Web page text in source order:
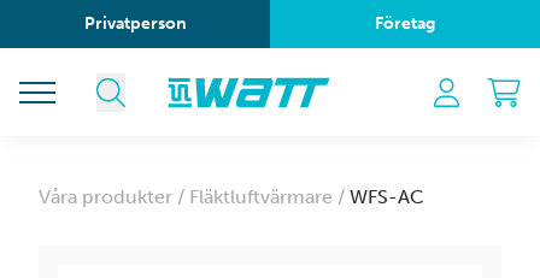
Privatperson Företag
Våra produkter / Fläktluftvärmare / WFS-AC